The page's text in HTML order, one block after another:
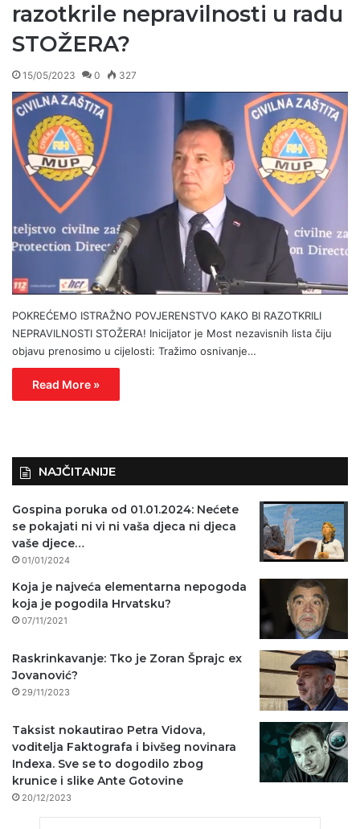
razotkrile nepravilnosti u radu
STOŽERA?
15/05/2023 0 327
POKREĆEMO ISTRAŽNO POVJERENSTVO KAKO BI RAZOTKRILI
NEPRAVILNOSTI STOŽERA! Inicijator je Most nezavisnih lista čiju
objavu prenosimo u cijelosti: Tražimo osnivanje…
Read More »
NAJČITANIJE
Gospina poruka od 01.01.2024: Nećete
se pokajati ni vi ni vaša djeca ni djeca
vaše djece…
01/01/2024
Koja je najveća elementarna nepogoda
koja je pogodila Hrvatsku?
07/11/2021
Raskrinkavanje: Tko je Zoran Šprajc ex
Jovanović?
29/11/2023
Taksist nokautirao Petra Vidova,
voditelja Faktografa i bivšeg novinara
Indexa. Sve se to dogodilo zbog
krunice i slike Ante Gotovine
20/12/2023